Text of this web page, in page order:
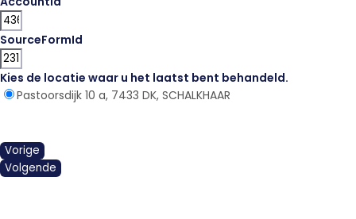
SourceFormId
Kies de locatie waar u het laatst bent behandeld.
Pastoorsdijk 10 a, 7433 DK, SCHALKHAAR
Vorige
Volgende